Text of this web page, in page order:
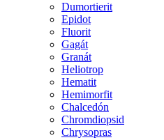
Dumortierit
Epidot
Fluorit
Gagát
Granát
Heliotrop
Hematit
Hemimorfit
Chalcedón
Chromdiopsid
Chrysopras